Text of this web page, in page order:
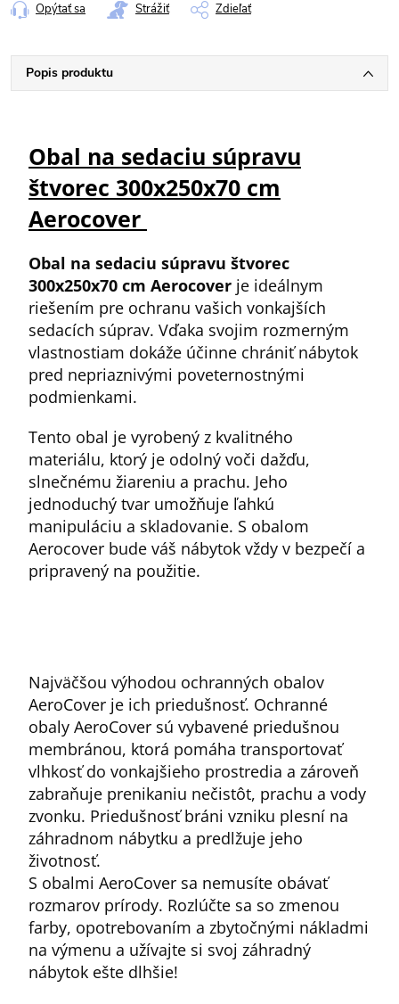
Opýtať sa Strážiť Zdieľať
Popis produktu
Obal na sedaciu súpravu
štvorec 300x250x70 cm
Aerocover
Obal na sedaciu súpravu štvorec
300x250x70 cm Aerocover je ideálnym
riešením pre ochranu vašich vonkajších
sedacích súprav. Vďaka svojim rozmerným
vlastnostiam dokáže účinne chrániť nábytok
pred nepriaznivými poveternostnými
podmienkami.
Tento obal je vyrobený z kvalitného
materiálu, ktorý je odolný voči dažďu,
slnečnému žiareniu a prachu. Jeho
jednoduchý tvar umožňuje ľahkú
manipuláciu a skladovanie. S obalom
Aerocover bude váš nábytok vždy v bezpečí a
pripravený na použitie.
Najväčšou výhodou ochranných obalov
AeroCover je ich priedušnosť. Ochranné
obaly AeroCover sú vybavené priedušnou
membránou, ktorá pomáha transportovať
vlhkosť do vonkajšieho prostredia a zároveň
zabraňuje prenikaniu nečistôt, prachu a vody
zvonku. Priedušnosť bráni vzniku plesní na
záhradnom nábytku a predlžuje jeho
životnosť.
S obalmi AeroCover sa nemusíte obávať
rozmarov prírody. Rozlúčte sa so zmenou
farby, opotrebovaním a zbytočnými nákladmi
na výmenu a užívajte si svoj záhradný
nábytok ešte dlhšie!